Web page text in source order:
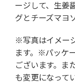
ージして、生姜
グとチーズマヨ
※写真はイメー
ます。※パッケ
ございます。ま
も変更になって